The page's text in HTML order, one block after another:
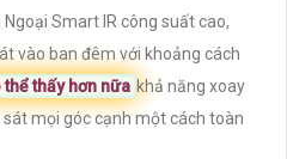
Smart IR công suất cao,
vào ban đêm với khoảng cách
thấy hơn nữa khả năng xoay
mọi góc cạnh một cách toàn